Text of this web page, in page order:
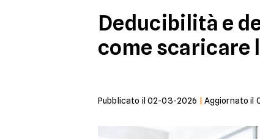
Deducibilità e
come scaricare
Pubblicato il 02-03-2026 Aggiornato il